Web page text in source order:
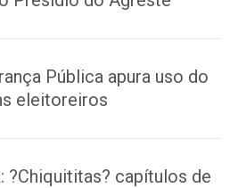
Pública apura uso do
eleitoreiros
?Chiquititas? capítulos de